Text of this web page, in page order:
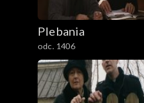
Plebania
odc. 1406